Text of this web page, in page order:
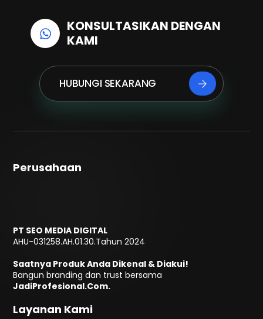
KONSULTASIKAN DENGAN
KAMI
HUBUNGI SEKARANG
Perusahaan
PT SEO MEDIA DIGITAL
AHU-031258.AH.01.30.Tahun 2024
Saatnya Produk Anda Dikenal & Diakui!
Bangun branding dan trust bersama
JadiProfesional.Com.
Layanan Kami